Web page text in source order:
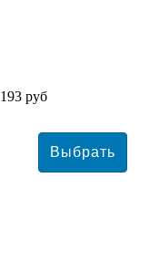
193 руб